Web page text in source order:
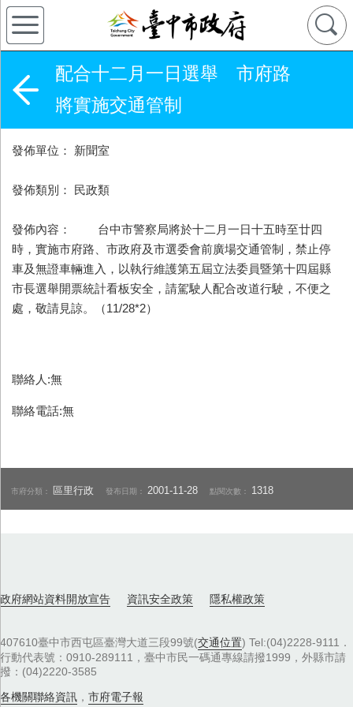
配合十二月一日選舉 市府路
將實施交通管制
發佈單位： 新聞室
發佈類別： 民政類
發佈內容： 台中市警察局將於十二月一日十五時至廿四
時，實施市府路、市政府及市選委會前廣場交通管制，禁止停
車及無證車輛進入，以執行維護第五屆立法委員暨第十四屆縣
市長選舉開票統計看板安全，請駕駛人配合改道行駛，不便之
處，敬請見諒。（11/28*2）
聯絡人:無
聯絡電話:無
市府分類： 區里行政 發布日期： 2001-11-28 點閱次數： 1318
政府網站資料開放宣告 資訊安全政策 隱私權政策
407610臺中市西屯區臺灣大道三段99號(交通位置) Tel:(04)2228-9111．
行動代表號：0910-289111，臺中市民一碼通專線請撥1999，外縣市請
撥：(04)2220-3585
各機關聯絡資訊 ， 市府電子報